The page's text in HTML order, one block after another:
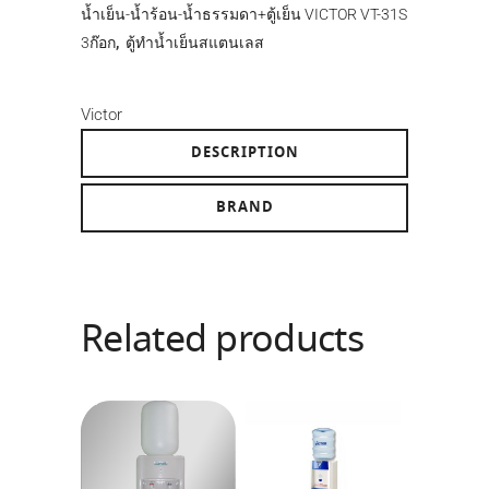
น้ำเย็น-น้ำร้อน-น้ำธรรมดา+ตู้เย็น VICTOR VT-31S
3ก๊อก, ตู้ทำน้ำเย็นสแตนเลส
Victor
DESCRIPTION
BRAND
Related products